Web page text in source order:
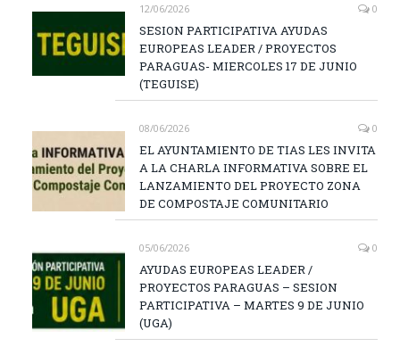
12/06/2026 0
SESION PARTICIPATIVA AYUDAS
EUROPEAS LEADER / PROYECTOS
PARAGUAS- MIERCOLES 17 DE JUNIO
(TEGUISE)
08/06/2026 0
EL AYUNTAMIENTO DE TIAS LES INVITA
A LA CHARLA INFORMATIVA SOBRE EL
LANZAMIENTO DEL PROYECTO ZONA
DE COMPOSTAJE COMUNITARIO
05/06/2026 0
AYUDAS EUROPEAS LEADER /
PROYECTOS PARAGUAS – SESION
PARTICIPATIVA – MARTES 9 DE JUNIO
(UGA)